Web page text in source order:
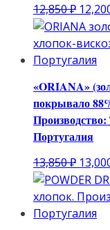
12,850₽
цена
12,850
«ORIANA»
покрывало
Португалия
13,850₽
цена
13,850